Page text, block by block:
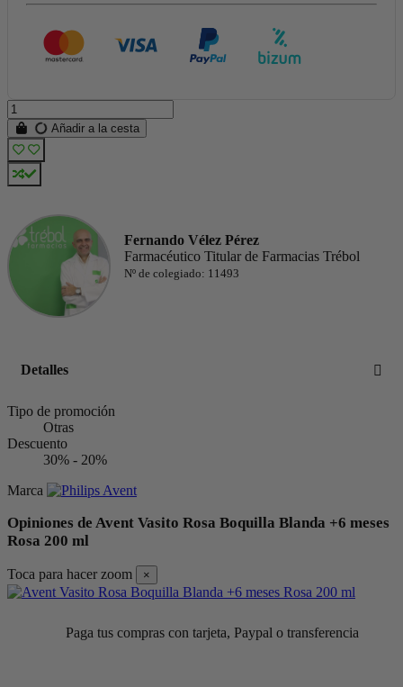
Añadir a la cesta
Fernando Vélez Pérez
Farmacéutico Titular de Farmacias Trébol
Nº de colegiado: 11493
Detalles
Tipo de promoción
Otras
Descuento
30% - 20%
Marca
Opiniones de Avent Vasito Rosa Boquilla Blanda +6 meses
Rosa 200 ml
Toca para hacer zoom ×
Paga tus compras con tarjeta, Paypal o transferencia